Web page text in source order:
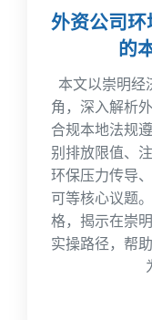
外资公司
的
本文以崇明经
角，深入解析
合规本地法规
别排放限值、
环保压力传导
可等核心议题
格，揭示在崇
实操路径，帮